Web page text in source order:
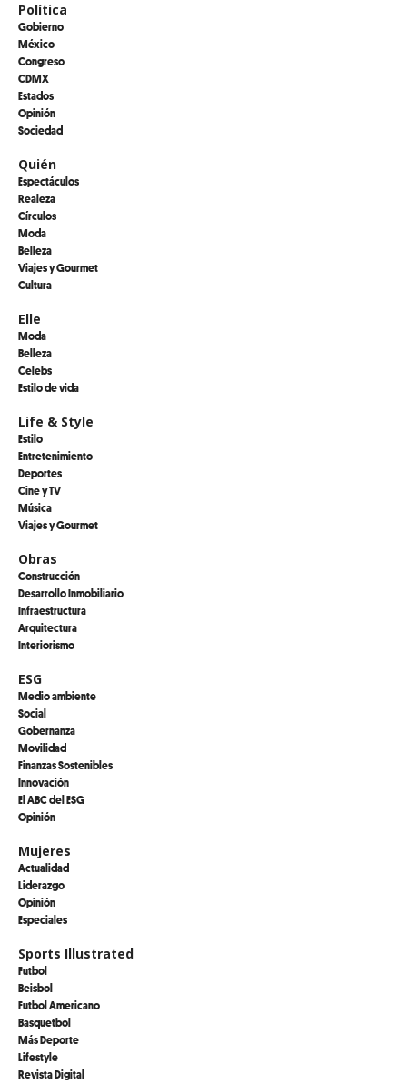
Política
Gobierno
México
Congreso
CDMX
Estados
Opinión
Sociedad
Quién
Espectáculos
Realeza
Círculos
Moda
Belleza
Viajes y Gourmet
Cultura
Elle
Moda
Belleza
Celebs
Estilo de vida
Life & Style
Estilo
Entretenimiento
Deportes
Cine y TV
Música
Viajes y Gourmet
Obras
Construcción
Desarrollo Inmobiliario
Infraestructura
Arquitectura
Interiorismo
ESG
Medio ambiente
Social
Gobernanza
Movilidad
Finanzas Sostenibles
Innovación
El ABC del ESG
Opinión
Mujeres
Actualidad
Liderazgo
Opinión
Especiales
Sports Illustrated
Futbol
Beisbol
Futbol Americano
Basquetbol
Más Deporte
Lifestyle
Revista Digital